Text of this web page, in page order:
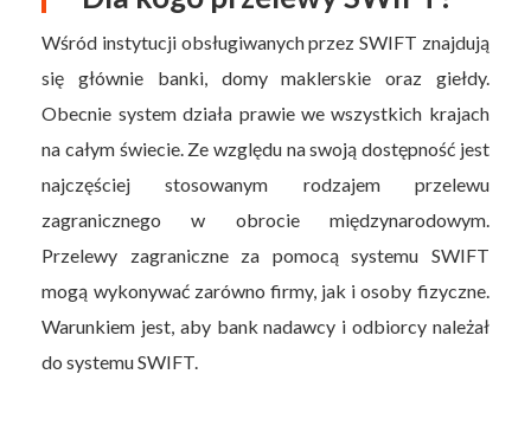
Wśród instytucji obsługiwanych przez SWIFT znajdują
się głównie banki, domy maklerskie oraz giełdy.
Obecnie system działa prawie we wszystkich krajach
na całym świecie. Ze względu na swoją dostępność jest
najczęściej stosowanym rodzajem przelewu
zagranicznego w obrocie międzynarodowym.
Przelewy zagraniczne za pomocą systemu SWIFT
mogą wykonywać zarówno firmy, jak i osoby fizyczne.
Warunkiem jest, aby bank nadawcy i odbiorcy należał
do systemu SWIFT.